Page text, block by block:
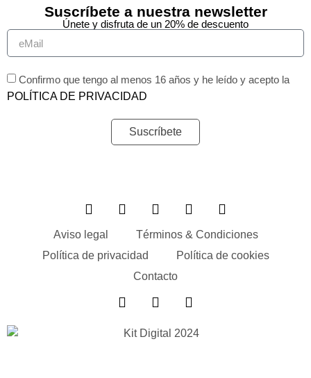
Suscríbete a nuestra newsletter
Únete y disfruta de un 20% de descuento
Confirmo que tengo al menos 16 años y he leído y acepto la
POLÍTICA DE PRIVACIDAD
Suscríbete
Aviso legal
Términos & Condiciones
Política de privacidad
Política de cookies
Contacto